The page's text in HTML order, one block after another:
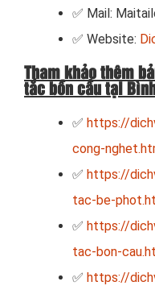
✅ Mail:
✅ Website:
Tham khảo thêm
tắc bồn cầu tại
✅ https://
cong-
✅ https://
tac-be-
✅ https://
tac-bon-
✅ https://